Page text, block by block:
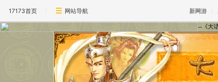
17173首页 网站导航 新网游
--《大